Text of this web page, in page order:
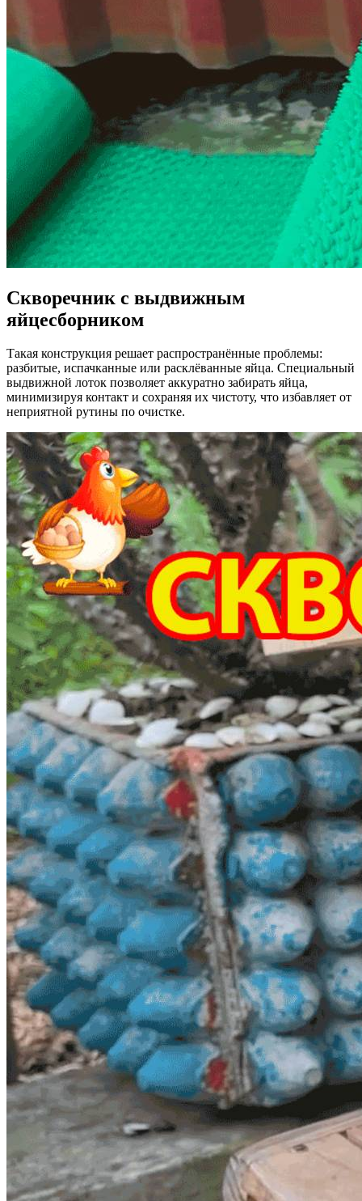
Скворечник с выдвижным
яйцесборником
Такая конструкция решает распространённые проблемы:
разбитые, испачканные или расклёванные яйца. Специальный
выдвижной лоток позволяет аккуратно забирать яйца,
минимизируя контакт и сохраняя их чистоту, что избавляет от
неприятной рутины по очистке.